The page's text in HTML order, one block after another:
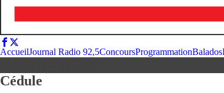
AccueilJournal Radio 92,5ConcoursProgrammationBalados
Cédule